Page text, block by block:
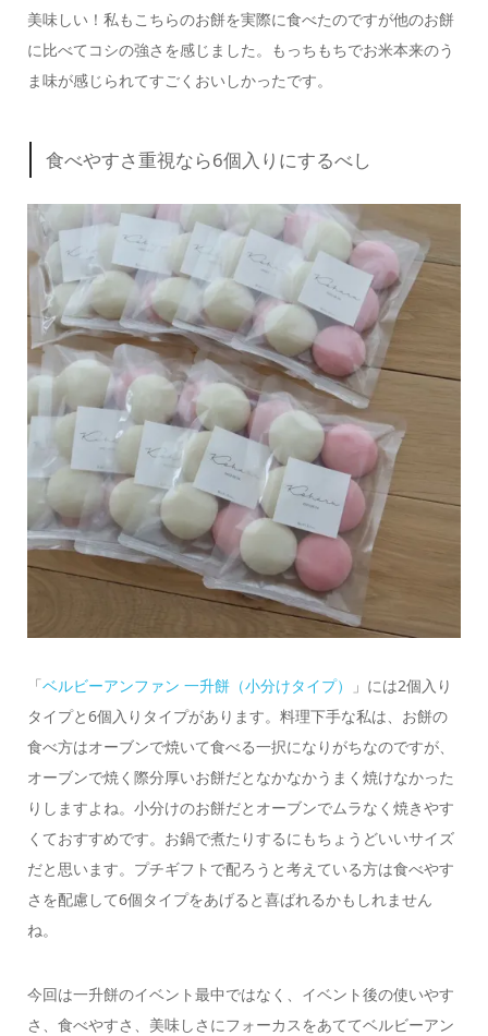
美味しい！私もこちらのお餅を実際に食べたのですが他のお餅
に比べてコシの強さを感じました。もっちもちでお米本来のう
ま味が感じられてすごくおいしかったです。
食べやすさ重視なら6個入りにするべし
「ベルビーアンファン 一升餅（小分けタイプ）
」には2個入り
タイプと6個入りタイプがあります。料理下手な私は、お餅の
食べ方はオーブンで焼いて食べる一択になりがちなのですが、
オーブンで焼く際分厚いお餅だとなかなかうまく焼けなかった
りしますよね。小分けのお餅だとオーブンでムラなく焼きやす
くておすすめです。お鍋で煮たりするにもちょうどいいサイズ
だと思います。プチギフトで配ろうと考えている方は食べやす
さを配慮して6個タイプをあげると喜ばれるかもしれません
ね。
今回は一升餅のイベント最中ではなく、イベント後の使いやす
さ、食べやすさ、美味しさにフォーカスをあててベルビーアン